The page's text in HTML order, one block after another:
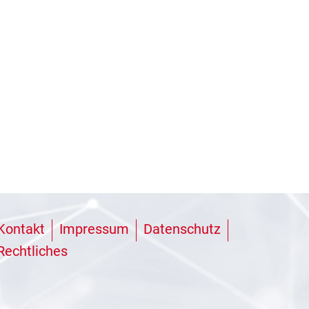
Impressum
Datenschutz